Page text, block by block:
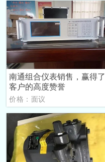
南通组合仪表销售，赢得了
客户的高度赞誉
价格：面议